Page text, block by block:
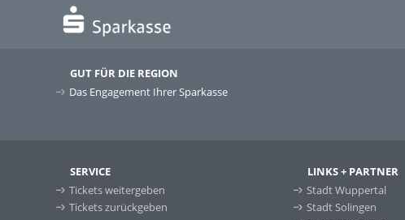
GUT FÜR DIE REGION
Das Engagement Ihrer Sparkasse
SERVICE
Tickets weitergeben
Tickets zurückgeben
LINKS + PARTNER
Stadt Wuppertal
Stadt Solingen